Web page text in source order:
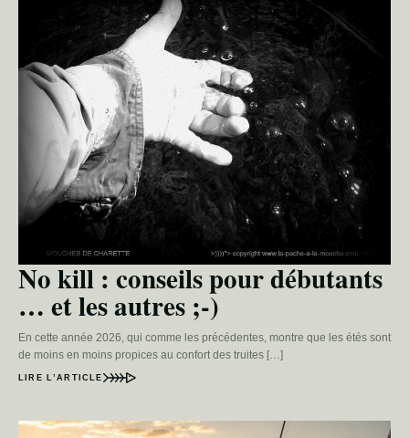
No kill : conseils pour débutants
… et les autres ;-)
En cette année 2026, qui comme les précédentes, montre que les étés sont
de moins en moins propices au confort des truites […]
LIRE L’ARTICLE